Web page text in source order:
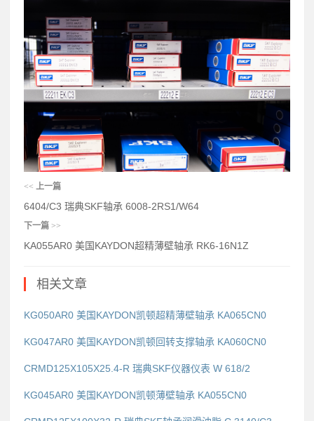
<< 上一篇
6404/C3 瑞典SKF轴承 6008-2RS1/W64
下一篇 >>
KA055AR0 美国KAYDON超精薄壁轴承 RK6-16N1Z
相关文章
KG050AR0 美国KAYDON凯顿超精薄壁轴承 KA065CN0
KG047AR0 美国KAYDON凯顿回转支撑轴承 KA060CN0
CRMD125X105X25.4-R 瑞典SKF仪器仪表 W 618/2
KG045AR0 美国KAYDON凯顿薄壁轴承 KA055CN0